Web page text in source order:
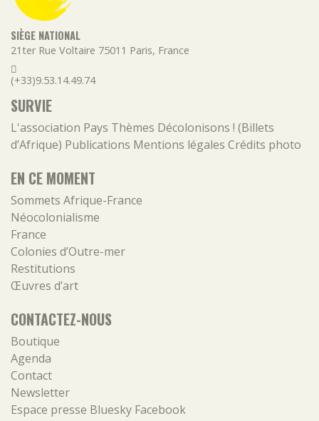
SIÈGE NATIONAL
21ter Rue Voltaire 75011 Paris, France
(+33)9.53.14.49.74
SURVIE
L'association Pays Thèmes Décolonisons ! (Billets
d’Afrique) Publications Mentions légales Crédits photo
EN CE MOMENT
Sommets Afrique-France
Néocolonialisme
France
Colonies d’Outre-mer
Restitutions
Œuvres d’art
CONTACTEZ-NOUS
Boutique
Agenda
Contact
Newsletter
Espace presse Bluesky Facebook